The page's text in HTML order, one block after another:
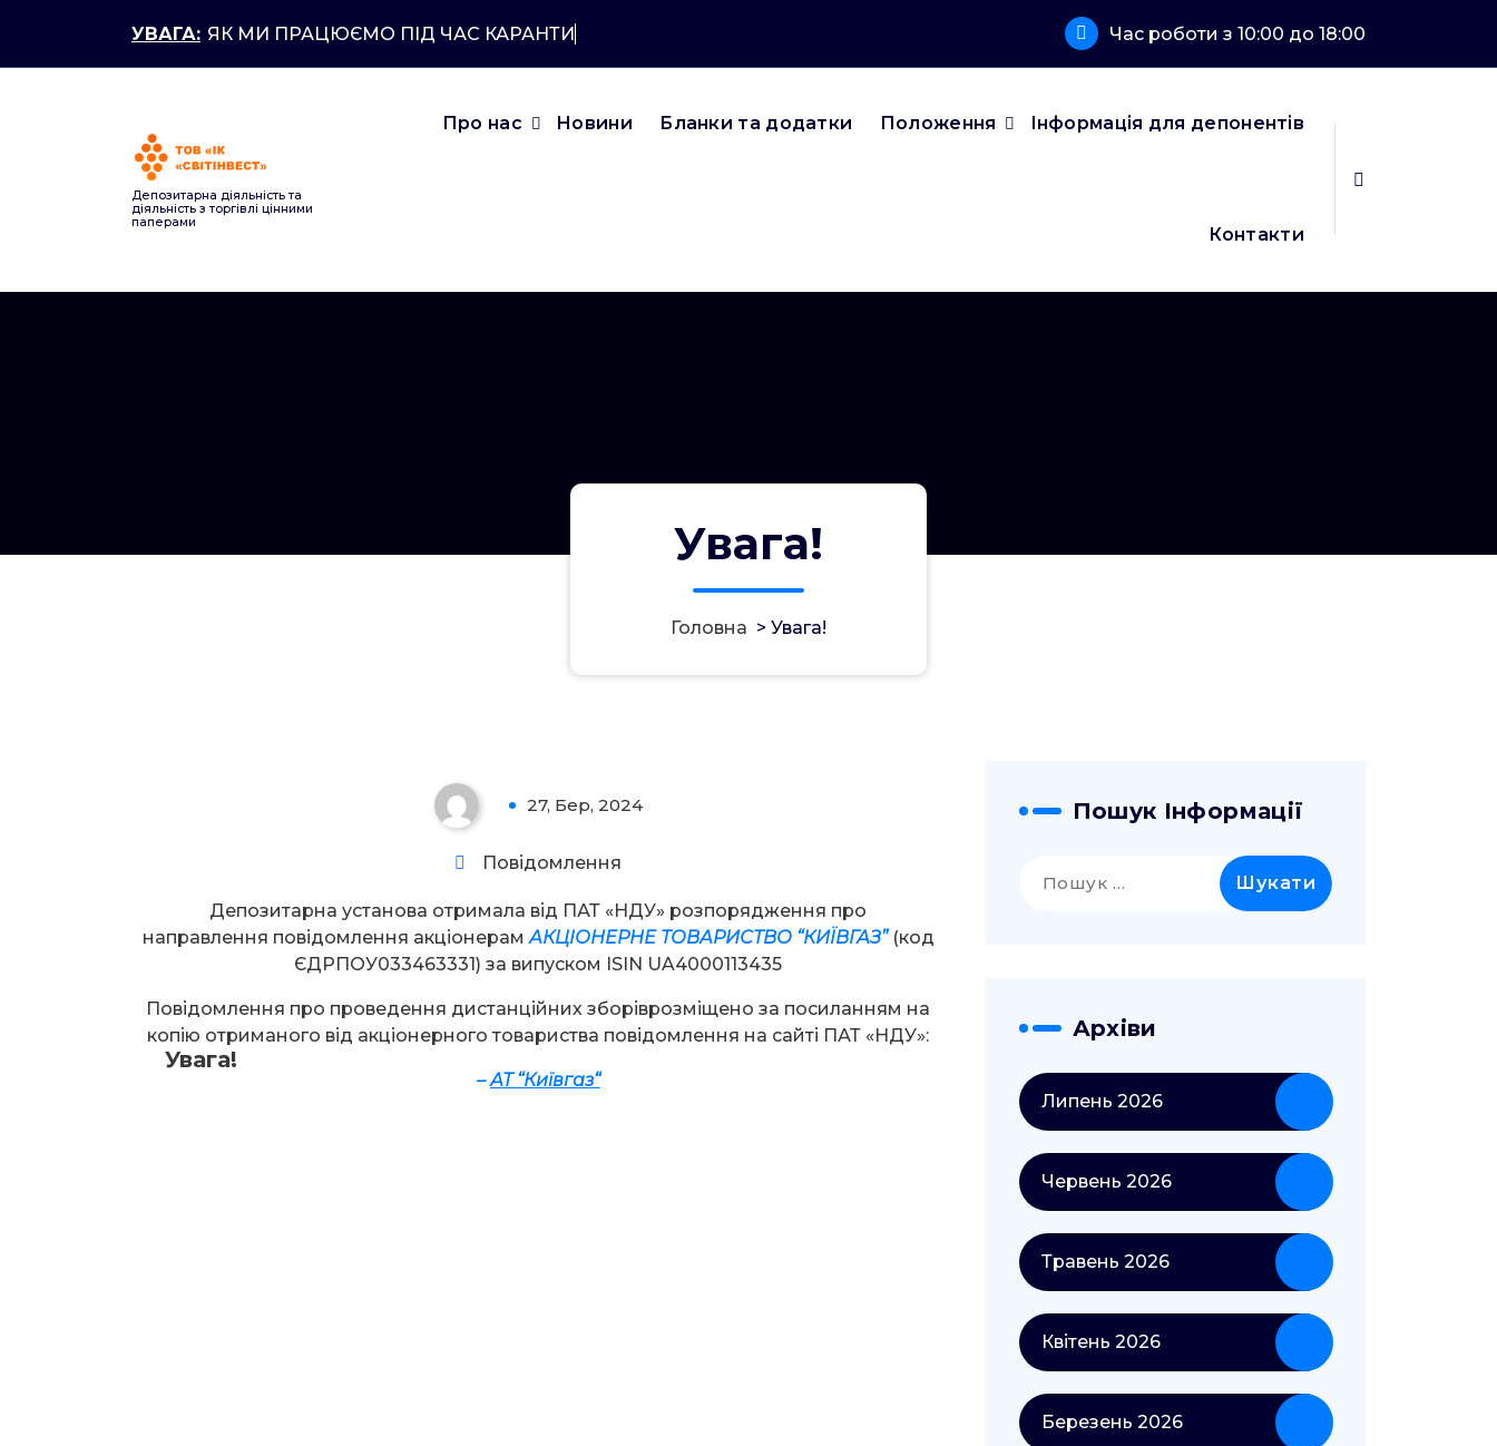
контенту
УВАГА: ЯК МИ ПРАЦЮЄМО ПІД ЧАС КАРАНТИНУ? Час роботи з 10:00 до 18:00
Депозитарна діяльність та
діяльність з торгівлі цінними
паперами
Про нас Новини Бланки та додатки Положення Інформація для депонентів
Контакти
Увага!
Головна > Увага!
27, Бер, 2024
Повідомлення
Увага!
Депозитарна установа отримала від ПАТ «НДУ» розпорядження про
направлення повідомлення акціонерамАКЦІОНЕРНЕ ТОВАРИСТВО “КИЇВГАЗ” (код
ЄДРПОУ033463331) за випуском ISIN UA4000113435
Повідомлення про проведення дистанційних зборіврозміщено за посиланням на
копію отриманого від акціонерного товариства повідомлення на сайті ПАТ «НДУ»:
–АТ “Київгаз“
Пошук Інформації
Архіви
Липень 2026
Червень 2026
Травень 2026
Квітень 2026
Березень 2026